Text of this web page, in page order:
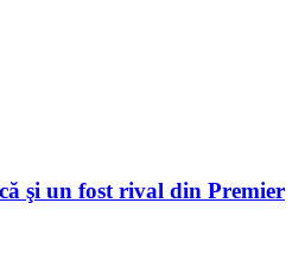
şi un fost rival din Premier